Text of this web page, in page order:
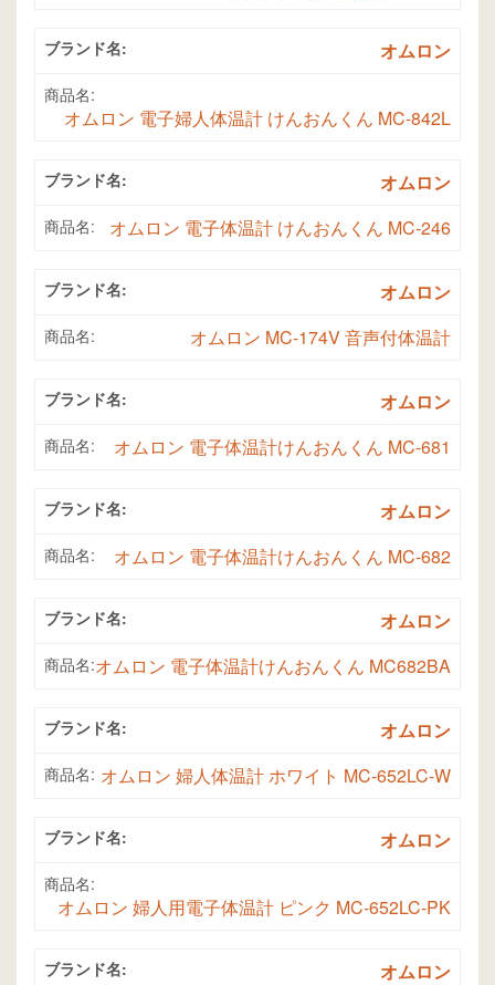
ブランド名: オムロン
商品名:
オムロン 電子婦人体温計 けんおんくん MC-842L
ブランド名: オムロン
商品名: オムロン 電子体温計 けんおんくん MC-246
ブランド名: オムロン
商品名: オムロン MC-174V 音声付体温計
ブランド名: オムロン
商品名: オムロン 電子体温計けんおんくん MC-681
ブランド名: オムロン
商品名: オムロン 電子体温計けんおんくん MC-682
ブランド名: オムロン
商品名:オムロン 電子体温計けんおんくん MC682BA
ブランド名: オムロン
商品名: オムロン 婦人体温計 ホワイト MC-652LC-W
ブランド名: オムロン
商品名:
オムロン 婦人用電子体温計 ピンク MC-652LC-PK
ブランド名: オムロン